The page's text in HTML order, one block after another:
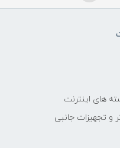
های اینترنت
و تجهیزات جانبی